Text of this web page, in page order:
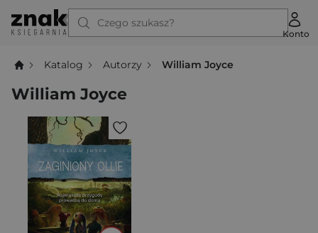
Czego szukasz?
Konto
Katalog Autorzy William Joyce
William Joyce